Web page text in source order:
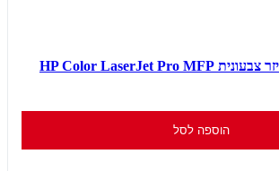
מדפסת משולבת לייזר צבעונית HP Color LaserJet Pro MFP
הוספה לסל